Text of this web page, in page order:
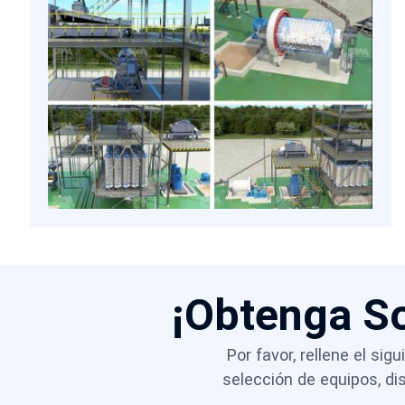
aplicaciones electrónicas.
¡Obtenga
Por favor, rellene el
selección de equipos,